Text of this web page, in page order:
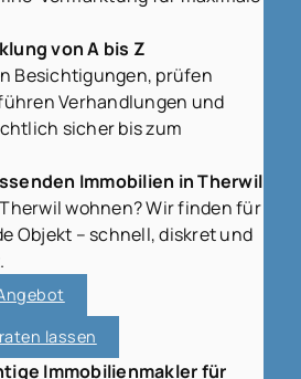
von A bis Z
Besichtigungen, prüfen
Verhandlungen und
sicher bis zum
Immobilien in Therwil
wohnen? Wir finden für
Objekt – schnell, diskret und
lassen
Immobilienmakler für